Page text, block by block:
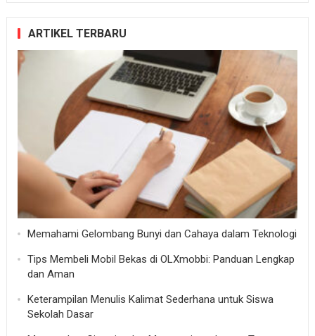
ARTIKEL TERBARU
Memahami Gelombang Bunyi dan Cahaya dalam Teknologi
Tips Membeli Mobil Bekas di OLXmobbi: Panduan Lengkap
dan Aman
Keterampilan Menulis Kalimat Sederhana untuk Siswa
Sekolah Dasar